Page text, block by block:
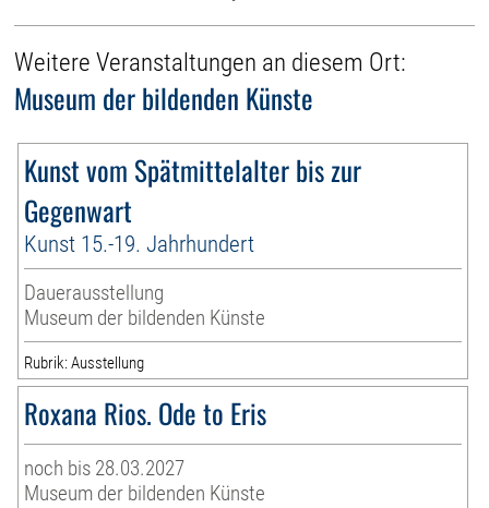
Weitere Veranstaltungen an diesem Ort:
Museum der bildenden Künste
Kunst vom Spätmittelalter bis zur
Gegenwart
Kunst 15.-19. Jahrhundert
Dauerausstellung
Museum der bildenden Künste
Rubrik: Ausstellung
Roxana Rios. Ode to Eris
noch bis 28.03.2027
Museum der bildenden Künste